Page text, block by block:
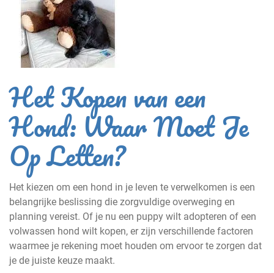
Het Kopen van een
Hond: Waar Moet Je
Op Letten?
Het kiezen om een hond in je leven te verwelkomen is een
belangrijke beslissing die zorgvuldige overweging en
planning vereist. Of je nu een puppy wilt adopteren of een
volwassen hond wilt kopen, er zijn verschillende factoren
waarmee je rekening moet houden om ervoor te zorgen dat
je de juiste keuze maakt.